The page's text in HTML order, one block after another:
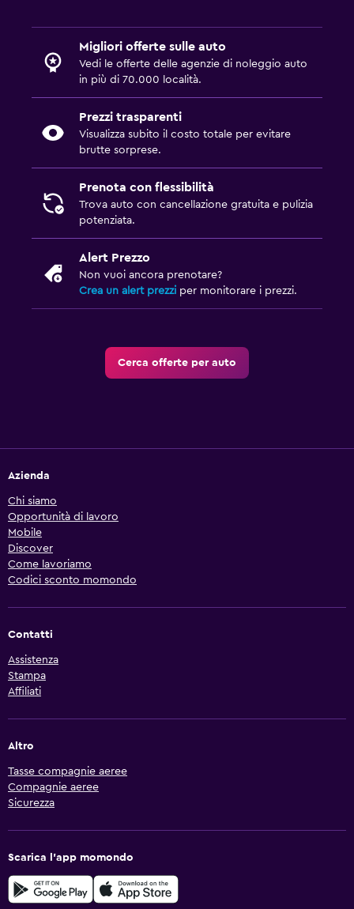
Migliori offerte sulle auto
Vedi le offerte delle agenzie di noleggio auto
in più di 70.000 località.
Prezzi trasparenti
Visualizza subito il costo totale per evitare
brutte sorprese.
Prenota con flessibilità
Trova auto con cancellazione gratuita e pulizia
potenziata.
Alert Prezzo
Non vuoi ancora prenotare?
Crea un alert prezzi per monitorare i prezzi.
Cerca offerte per auto
Azienda
Chi siamo
Opportunità di lavoro
Mobile
Discover
Come lavoriamo
Codici sconto momondo
Contatti
Assistenza
Stampa
Affiliati
Altro
Tasse compagnie aeree
Compagnie aeree
Sicurezza
Scarica l'app momondo